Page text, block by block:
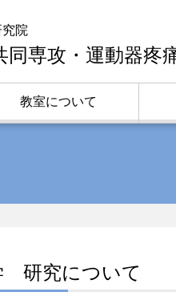
院
同専攻・運動器疼
教室について
研究について